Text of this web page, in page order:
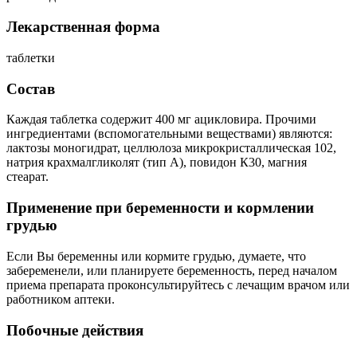
Лекарственная форма
таблетки
Состав
Каждая таблетка содержит 400 мг ацикловира. Прочими
ингредиентами (вспомогательными веществами) являются:
лактозы моногидрат, целлюлоза микрокристаллическая 102,
натрия крахмалгликолят (тип А), повидон К30, магния
стеарат.
Применение при беременности и кормлении
грудью
Если Вы беременны или кормите грудью, думаете, что
забеременели, или планируете беременность, перед началом
приема препарата проконсультируйтесь с лечащим врачом или
работником аптеки.
Побочные действия